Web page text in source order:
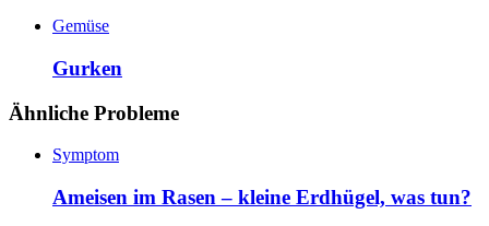
Gemüse
Gurken
Ähnliche Probleme
Symptom
Ameisen im Rasen – kleine Erdhügel, was tun?